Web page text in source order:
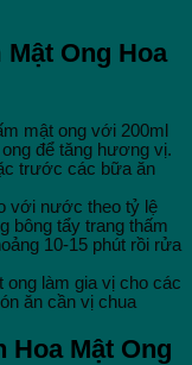
Ong Hoa
mật ong với 200ml
để tăng hương vị.
trước các bữa ăn
với nước theo tỷ lệ
bông tẩy trang thấm
10-15 phút rồi rửa
ong làm gia vị cho các
ăn cần vị chua
Mật Ong